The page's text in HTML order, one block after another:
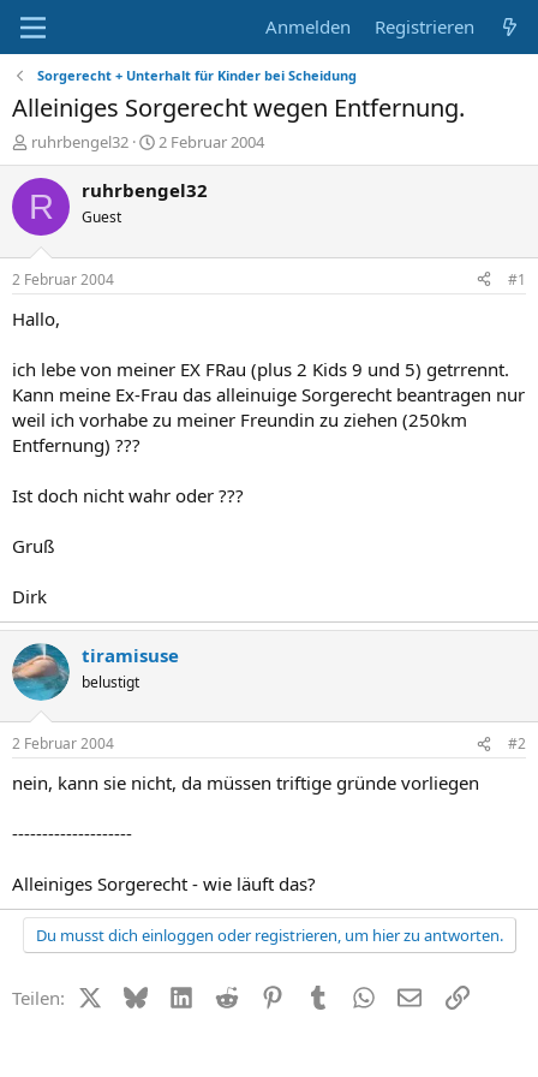
Anmelden Registrieren
Sorgerecht + Unterhalt für Kinder bei Scheidung
Alleiniges Sorgerecht wegen Entfernung.
E
r
s
t
l
e
r
ruhrbengel32
E
r
s
t
t
2 Februar 2004
R ruhrbengel32
Guest
2 Februar 2004 #1
Hallo,
ich lebe von meiner EX FRau (plus 2 Kids 9 und 5) getrrennt.
Kann meine Ex-Frau das alleinuige Sorgerecht beantragen nur
weil ich vorhabe zu meiner Freundin zu ziehen (250km
Entfernung) ???
Ist doch nicht wahr oder ???
Gruß
Dirk
tiramisuse
belustigt
2 Februar 2004 #2
nein, kann sie nicht, da müssen triftige gründe vorliegen
--------------------
Alleiniges Sorgerecht - wie läuft das?
Du musst dich einloggen oder registrieren, um hier zu antworten.
Teilen: X (Twitter)
BlueskyLinkedIn
Reddit PinterestTumblr WhatsApp
E-MailLink